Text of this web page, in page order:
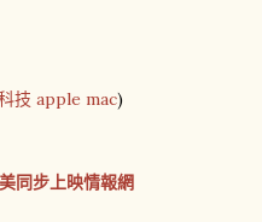
技 apple mac)
同步上映情報網